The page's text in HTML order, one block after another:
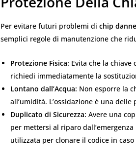
Per evitare futuri problemi di chip
semplici regole di manutenzione che
Protezione Fisica: Evita che la chiave
richiedi immediatamente la
Lontano dall’Acqua: Non esporre la
all’umidità. L’ossidazione è una
Duplicato di Sicurezza: Avere una
per mettersi al riparo
utilizzata per clonare il codice in